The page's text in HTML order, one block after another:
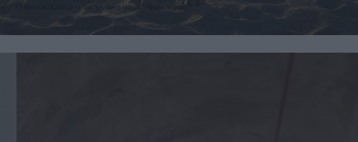
Ο καύσωνας αυξάνει τον κίνδυνο για σκύλους και γάτες